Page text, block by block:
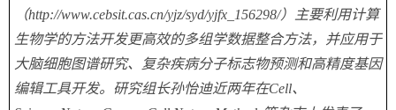
（http://www.cebsit.cas.cn/yjz/syd/yjfx_156298/）主要利用计算
生物学的方法开发更高效的多组学数据整合方法，并应用于
大脑细胞图谱研究、复杂疾病分子标志物预测和高精度基因
编辑工具开发。研究组长孙怡迪近两年在Cell、